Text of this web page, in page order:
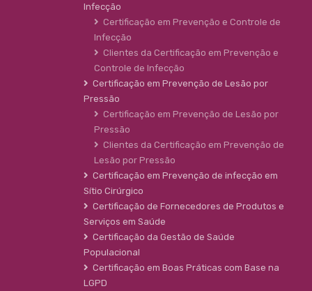
Infecção
Certificação em Prevenção e Controle de
Infecção
Clientes da Certificação em Prevenção e
Controle de Infecção
Certificação em Prevenção de Lesão por
Pressão
Certificação em Prevenção de Lesão por
Pressão
Clientes da Certificação em Prevenção de
Lesão por Pressão
Certificação em Prevenção de infecção em
Sítio Cirúrgico
Certificação de Fornecedores de Produtos e
Serviços em Saúde
Certificação da Gestão de Saúde
Populacional
Certificação em Boas Práticas com Base na
LGPD